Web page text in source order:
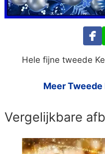
Hele fijne tweede
Meer
Vergelijkbare